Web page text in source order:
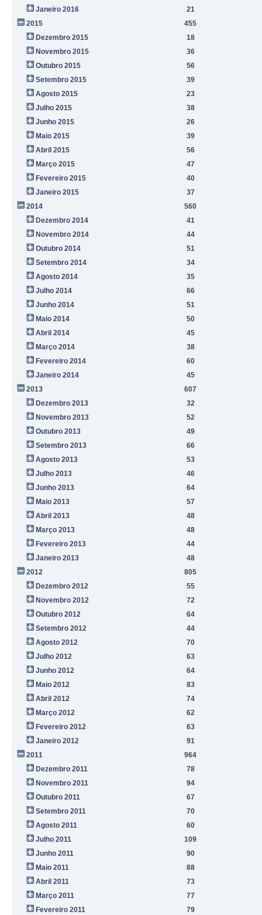
Janeiro 2016
21
2015
455
Dezembro 2015
18
Novembro 2015
36
Outubro 2015
56
Setembro 2015
39
Agosto 2015
23
Julho 2015
38
Junho 2015
26
Maio 2015
39
Abril 2015
56
Março 2015
47
Fevereiro 2015
40
Janeiro 2015
37
2014
560
Dezembro 2014
41
Novembro 2014
44
Outubro 2014
51
Setembro 2014
34
Agosto 2014
35
Julho 2014
66
Junho 2014
51
Maio 2014
50
Abril 2014
45
Março 2014
38
Fevereiro 2014
60
Janeiro 2014
45
2013
607
Dezembro 2013
32
Novembro 2013
52
Outubro 2013
49
Setembro 2013
66
Agosto 2013
53
Julho 2013
46
Junho 2013
64
Maio 2013
57
Abril 2013
48
Março 2013
48
Fevereiro 2013
44
Janeiro 2013
48
2012
805
Dezembro 2012
55
Novembro 2012
72
Outubro 2012
64
Setembro 2012
44
Agosto 2012
70
Julho 2012
63
Junho 2012
64
Maio 2012
83
Abril 2012
74
Março 2012
62
Fevereiro 2012
63
Janeiro 2012
91
2011
964
Dezembro 2011
78
Novembro 2011
94
Outubro 2011
67
Setembro 2011
70
Agosto 2011
60
Julho 2011
109
Junho 2011
90
Maio 2011
88
Abril 2011
73
Março 2011
77
Fevereiro 2011
79